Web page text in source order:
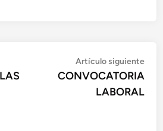
Artículo siguiente
CONVOCATORIA
LABORAL